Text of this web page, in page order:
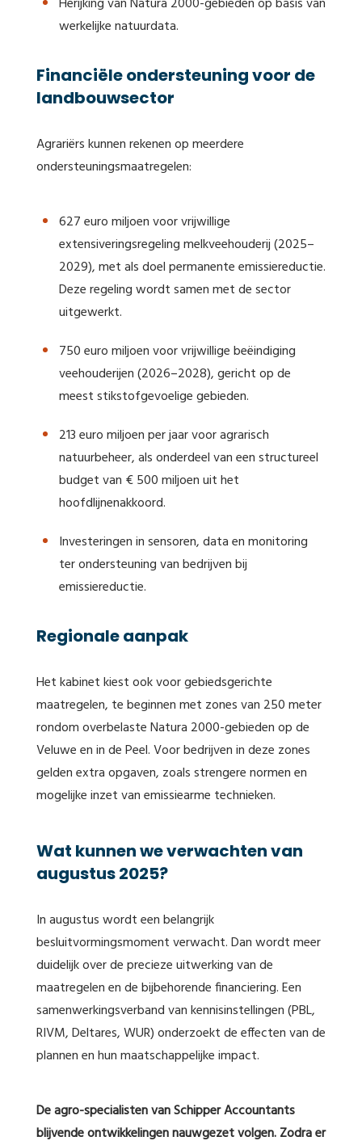
werkelijke natuurdata.
Financiële ondersteuning voor de
landbouwsector
Agrariërs kunnen rekenen op meerdere
ondersteuningsmaatregelen:
627 euro miljoen voor vrijwillige
extensiveringsregeling melkveehouderij (2025–
2029), met als doel permanente emissiereductie.
Deze regeling wordt samen met de sector
uitgewerkt.
750 euro miljoen voor vrijwillige beëindiging
veehouderijen (2026–2028), gericht op de
meest stikstofgevoelige gebieden.
213 euro miljoen per jaar voor agrarisch
natuurbeheer, als onderdeel van een structureel
budget van € 500 miljoen uit het
hoofdlijnenakkoord.
Investeringen in sensoren, data en monitoring
ter ondersteuning van bedrijven bij
emissiereductie.
Regionale aanpak
Het kabinet kiest ook voor gebiedsgerichte
maatregelen, te beginnen met zones van 250 meter
rondom overbelaste Natura 2000-gebieden op de
Veluwe en in de Peel. Voor bedrijven in deze zones
gelden extra opgaven, zoals strengere normen en
mogelijke inzet van emissiearme technieken.
Wat kunnen we verwachten van
augustus 2025?
In augustus wordt een belangrijk
besluitvormingsmoment verwacht. Dan wordt meer
duidelijk over de precieze uitwerking van de
maatregelen en de bijbehorende financiering. Een
samenwerkingsverband van kennisinstellingen (PBL,
RIVM, Deltares, WUR) onderzoekt de effecten van de
plannen en hun maatschappelijke impact.
De agro-specialisten van Schipper Accountants
blijvende ontwikkelingen nauwgezet volgen. Zodra er